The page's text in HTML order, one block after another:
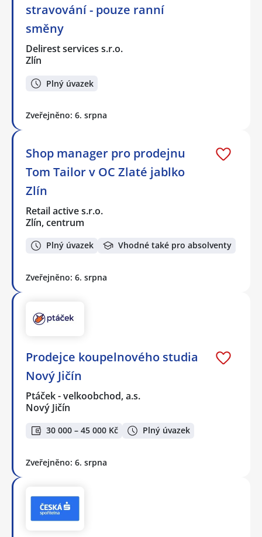
stravování - pouze ranní
směny
Delirest services s.r.o.
Zlín
Plný úvazek
Zveřejněno: 6. srpna
Shop manager pro prodejnu
Tom Tailor v OC Zlaté jablko
Zlín
Retail active s.r.o.
Zlín, centrum
Plný úvazek Vhodné také pro absolventy
Zveřejněno: 6. srpna
Prodejce koupelnového studia
Nový Jičín
Ptáček - velkoobchod, a.s.
Nový Jičín
30 000 – 45 000 Kč Plný úvazek
Zveřejněno: 6. srpna